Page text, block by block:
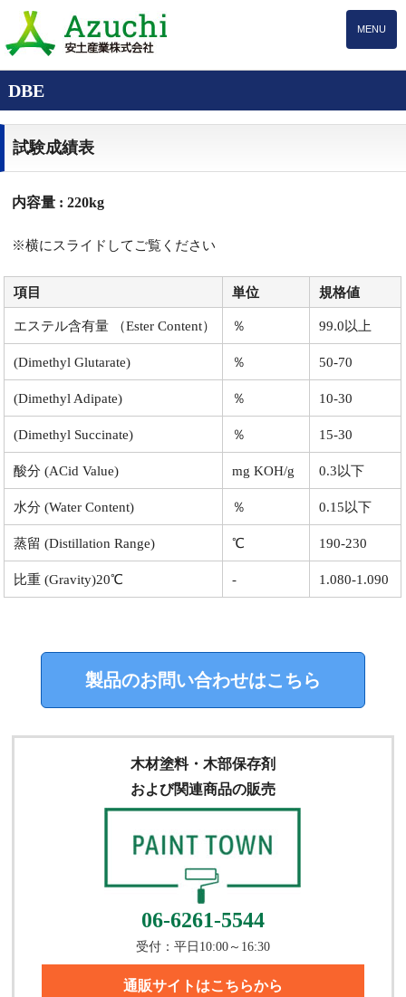
MENU
DBE
試験成績表
内容量 : 220kg
※横にスライドしてご覧ください
項目 単位 規格値
エステル含有量 （Ester Content） ％ 99.0以上
(Dimethyl Glutarate) ％ 50-70
(Dimethyl Adipate) ％ 10-30
(Dimethyl Succinate) ％ 15-30
酸分 (ACid Value) mg KOH/g 0.3以下
水分 (Water Content) ％ 0.15以下
蒸留 (Distillation Range) ℃ 190-230
比重 (Gravity)20℃ - 1.080-1.090
製品のお問い合わせはこちら
木材塗料・木部保存剤
および関連商品の販売
06-6261-5544
受付：平日10:00～16:30
通販サイトはこちらから